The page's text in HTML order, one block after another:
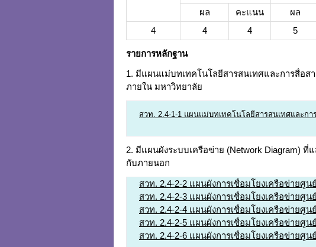
ผล คะแนน ผล
4
4 4 5
รายการหลักฐาน
1. มีแผนแม่บทเทคโนโลยีสารสนเทศและการสื่อส
ภายใน มหาวิทยาลัย
สวท. 2.4-1-1 แผนแม่บทเทคโนโลยีสารสนเทศและก
2. มีแผนผังระบบเครือข่าย (Network Diagram) ที่
กับภายนอก
สวท. 2.4-2-2 แผนผังการเชื่อมโยงเครือข่ายศูน
สวท. 2.4-2-3 แผนผังการเชื่อมโยงเครือข่ายศูน
สวท. 2.4-2-4 แผนผังการเชื่อมโยงเครือข่ายศู
สวท. 2.4-2-5 แผนผังการเชื่อมโยงเครือข่ายศู
สวท. 2.4-2-6 แผนผังการเชื่อมโยงเครือข่ายศูน